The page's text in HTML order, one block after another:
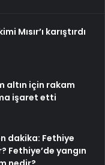
Mısır’ı karıştırdı
altın için rakam
işaret etti
dakika: Fethiye
Fethiye’de yangın